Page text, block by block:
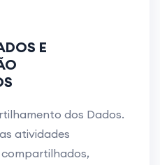
E
dos Dados.
atividades